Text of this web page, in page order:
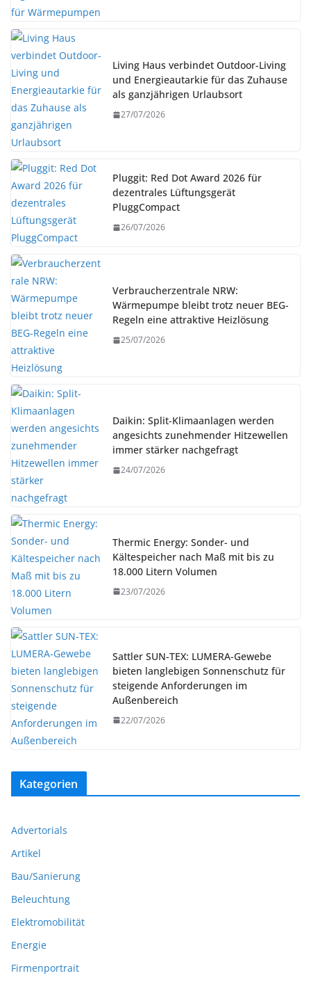
Living Haus verbindet Outdoor-Living
und Energieautarkie für das Zuhause
als ganzjährigen Urlaubsort
27/07/2026
Pluggit: Red Dot Award 2026 für
dezentrales Lüftungsgerät
PluggCompact
26/07/2026
Verbraucherzentrale NRW:
Wärmepumpe bleibt trotz neuer BEG-
Regeln eine attraktive Heizlösung
25/07/2026
Daikin: Split-Klimaanlagen werden
angesichts zunehmender Hitzewellen
immer stärker nachgefragt
24/07/2026
Thermic Energy: Sonder- und
Kältespeicher nach Maß mit bis zu
18.000 Litern Volumen
23/07/2026
Sattler SUN-TEX: LUMERA-Gewebe
bieten langlebigen Sonnenschutz für
steigende Anforderungen im
Außenbereich
22/07/2026
Kategorien
Advertorials
Artikel
Bau/Sanierung
Beleuchtung
Elektromobilität
Energie
Firmenportrait